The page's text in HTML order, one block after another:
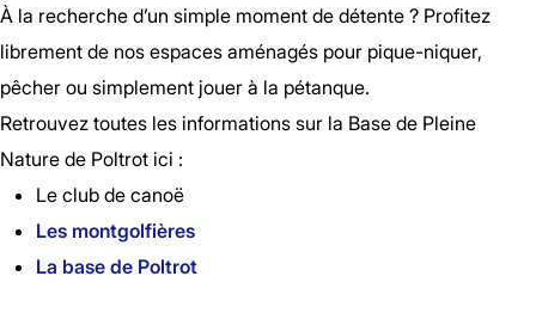
À la recherche d’un simple moment de détente ? Profitez
librement de nos espaces aménagés pour pique-niquer,
pêcher ou simplement jouer à la pétanque.
Retrouvez toutes les informations sur la Base de Pleine
Nature de Poltrot ici :
Le club de canoë
Les montgolfières
La base de Poltrot